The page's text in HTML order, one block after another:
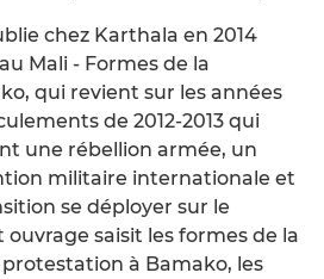
chez Karthala en 2014
Mali - Formes de la
qui revient sur les années
de 2012-2013 qui
une rébellion armée, un
militaire internationale et
se déployer sur le
saisit les formes de la
à Bamako, les